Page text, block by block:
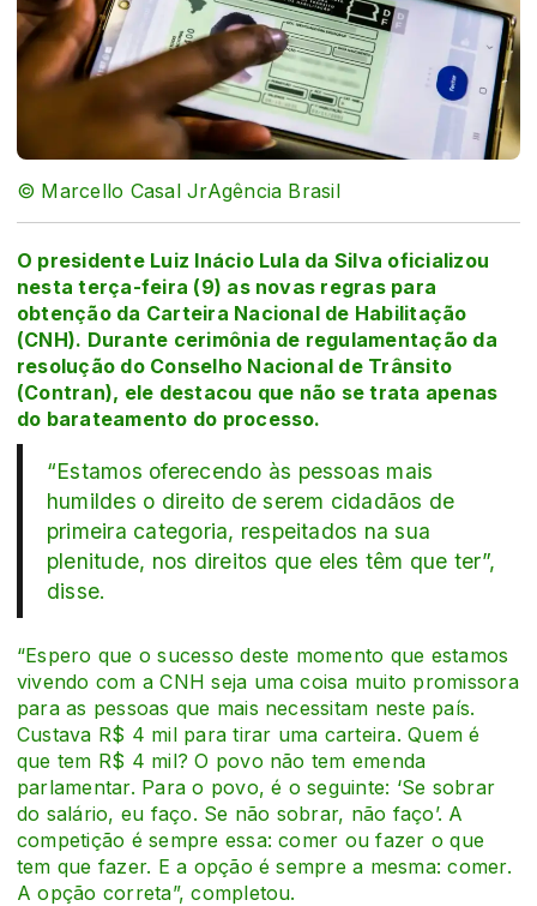
© Marcello Casal JrAgência Brasil
O presidente Luiz Inácio Lula da Silva oficializou
nesta terça-feira (9) as novas regras para
obtenção da Carteira Nacional de Habilitação
(CNH). Durante cerimônia de regulamentação da
resolução do Conselho Nacional de Trânsito
(Contran), ele destacou que não se trata apenas
do barateamento do processo.
“Estamos oferecendo às pessoas mais
humildes o direito de serem cidadãos de
primeira categoria, respeitados na sua
plenitude, nos direitos que eles têm que ter”,
disse.
“Espero que o sucesso deste momento que estamos
vivendo com a CNH seja uma coisa muito promissora
para as pessoas que mais necessitam neste país.
Custava R$ 4 mil para tirar uma carteira. Quem é
que tem R$ 4 mil? O povo não tem emenda
parlamentar. Para o povo, é o seguinte: ‘Se sobrar
do salário, eu faço. Se não sobrar, não faço’. A
competição é sempre essa: comer ou fazer o que
tem que fazer. E a opção é sempre a mesma: comer.
A opção correta”, completou.